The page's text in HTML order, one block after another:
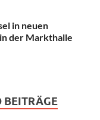
in neuen
der Markthalle
BEITRÄGE